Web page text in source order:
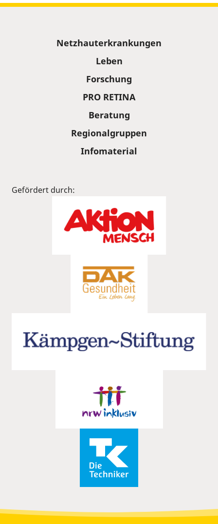
Netzhauterkrankungen
Leben
Forschung
PRO RETINA
Beratung
Regionalgruppen
Infomaterial
Gefördert durch: